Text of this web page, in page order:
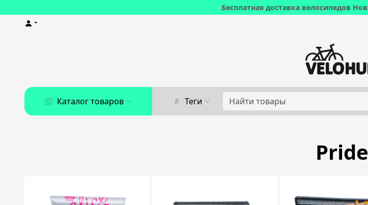
Бесплатная доставка велосипедов
Каталог товаров Теги
Pride